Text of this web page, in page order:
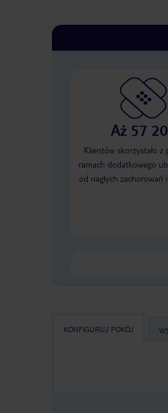
Aż 57
Klientów skorzystało z
ramach dodatkowego
od nagłych zachorowań
KONFIGURUJ POKÓJ